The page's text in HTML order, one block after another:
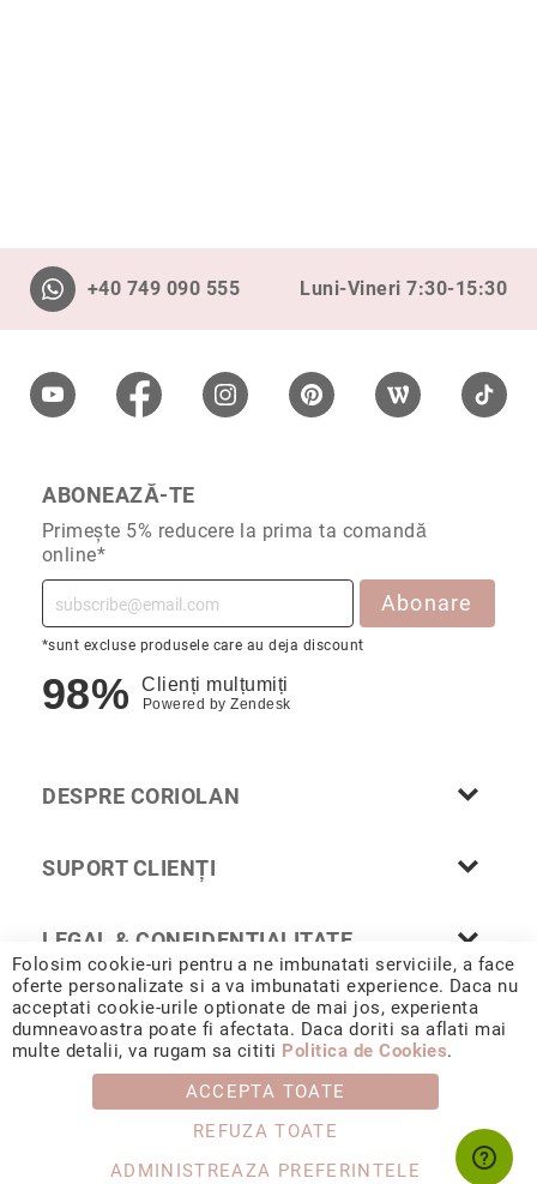
+40 749 090 555 Luni-Vineri 7:30-15:30
ABONEAZĂ-TE
Primește 5% reducere la prima ta comandă
online*
Abonare
*sunt excluse produsele care au deja discount
98% Clienți mulțumiți
Powered byZendesk
DESPRE CORIOLAN
SUPORT CLIENȚI
LEGAL & CONFIDENȚIALITATE
© 2026 CORIOLAN AUR SMARALD S.R.L. Sediu social: Calea
Chișinăului 35, Iași, 700178, România / CUI RO4488347 / Reg.
Com. J1993002132228
Folosim cookie-uri pentru a ne imbunatati serviciile, a face
oferte personalizate si a va imbunatati experience. Daca nu
acceptati cookie-urile optionate de mai jos, experienta
dumneavoastra poate fi afectata. Daca doriti sa aflati mai
multe detalii, va rugam sa cititi Politica de Cookies.
ACCEPTA TOATE
ADMINISTREAZA PREFERINTELE
REFUZA TOATE